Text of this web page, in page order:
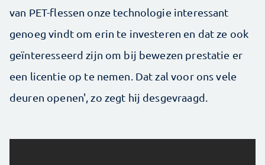
van PET-flessen onze technologie interessant
genoeg vindt om erin te investeren en dat ze ook
geïnteresseerd zijn om bij bewezen prestatie er
een licentie op te nemen. Dat zal voor ons vele
deuren openen', zo zegt hij desgevraagd.